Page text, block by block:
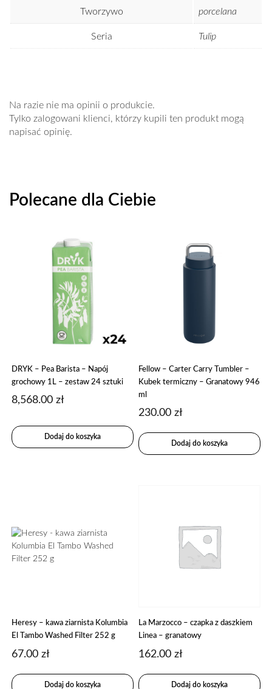
Tworzywo porcelana
Seria Tulip
Na razie nie ma opinii o produkcie.
Tylko zalogowani klienci, którzy kupili ten produkt mogą
napisać opinię.
Polecane dla Ciebie
DRYK – Pea Barista – Napój
grochowy 1L – zestaw 24 sztuki
8,568.00zł
Dodaj do koszyka
Fellow – Carter Carry Tumbler –
Kubek termiczny – Granatowy 946
ml
230.00zł
Dodaj do koszyka
Heresy – kawa ziarnista Kolumbia
El Tambo Washed Filter 252 g
67.00zł
Dodaj do koszyka
La Marzocco – czapka z daszkiem
Linea – granatowy
162.00zł
Dodaj do koszyka